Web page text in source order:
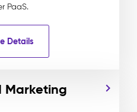
PaaS.
Details
Marketing